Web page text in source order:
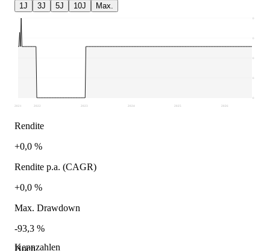
Kennzahlen
1J 3J 5J 10J Max.
0
0
0
0
0
2021 2022 2023 2024 2025 2026
Rendite
+0,0 %
Rendite p.a. (CAGR)
+0,0 %
Max. Drawdown
-93,3 %
Hoch